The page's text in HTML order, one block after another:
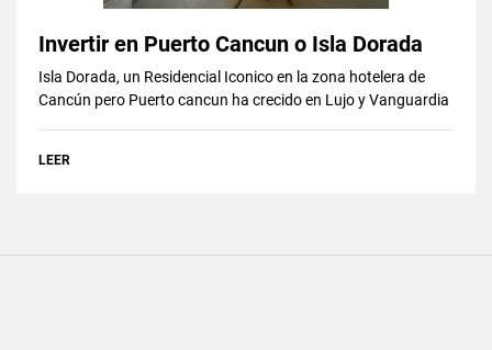
Invertir en Puerto Cancun o Isla Dorada
Isla Dorada, un Residencial Iconico en la zona hotelera de
Cancún pero Puerto cancun ha crecido en Lujo y Vanguardia
LEER